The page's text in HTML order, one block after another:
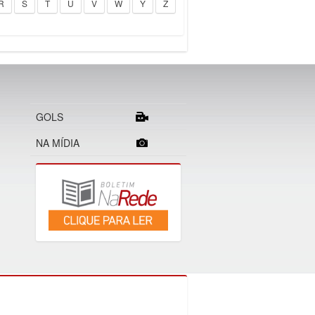
S T U V W Y Z
GOLS
NA MÍDIA